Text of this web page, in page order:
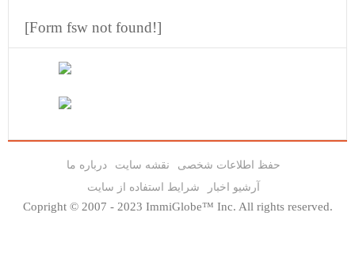
[Form fsw not found!]
درباره ما نقشه سایت
حفظ اطلاعات شخصی
شرایط استفاده از سایت
آرشیو اخبار
Copright © 2007 - 2023 ImmiGlobe™ Inc. All rights reserved.